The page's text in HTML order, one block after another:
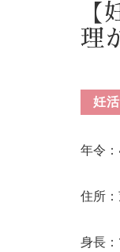
理
妊
年令
住所
身長